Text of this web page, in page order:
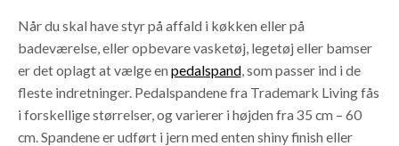
Når du skal have styr på affald i køkken eller på
badeværelse, eller opbevare vasketøj, legetøj eller bamser
er det oplagt at vælge en pedalspand, som passer ind i de
fleste indretninger. Pedalspandene fra Trademark Living fås
i forskellige størrelser, og varierer i højden fra 35 cm – 60
cm. Spandene er udført i jern med enten shiny finish eller